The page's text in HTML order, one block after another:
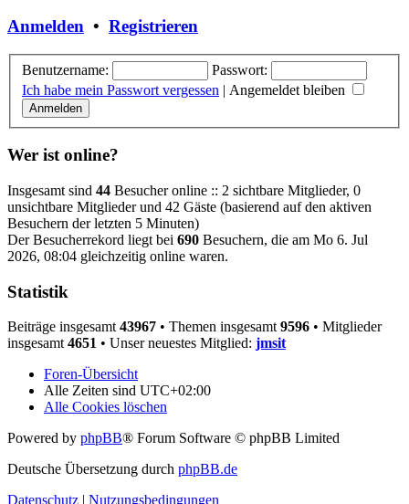
Anmelden • Registrieren
Benutzername:
Passwort:
Ich habe mein Passwort vergessen | Angemeldet bleiben
Wer ist online?
Insgesamt sind 44 Besucher online :: 2 sichtbare Mitglieder, 0
unsichtbare Mitglieder und 42 Gäste (basierend auf den aktiven
Besuchern der letzten 5 Minuten)
Der Besucherrekord liegt bei 690 Besuchern, die am Mo 6. Jul
2026, 08:04 gleichzeitig online waren.
Statistik
Beiträge insgesamt 43967 • Themen insgesamt 9596 • Mitglieder
insgesamt 4651 • Unser neuestes Mitglied: jmsit
Foren-Übersicht
Alle Zeiten sind UTC+02:00
Alle Cookies löschen
Powered by phpBB® Forum Software © phpBB Limited
Deutsche Übersetzung durch phpBB.de
Datenschutz | Nutzungsbedingungen